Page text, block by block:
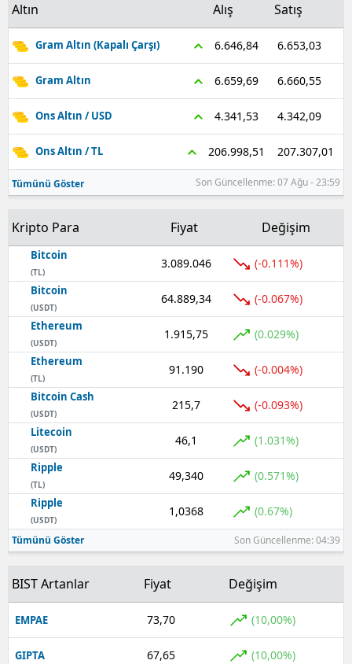
Altın Alış Satış
Gram Altın (Kapalı Çarşı) 6.646,84 6.653,03
Gram Altın 6.659,69 6.660,55
Ons Altın / USD 4.341,53 4.342,09
Ons Altın / TL 206.998,51 207.307,01
Tümünü Göster Son Güncellenme: 07 Ağu - 23:59
Kripto Para Fiyat Değişim
Bitcoin
(TL)
3.089.046 (-0.111%)
Bitcoin
(USDT)
64.889,34 (-0.067%)
Ethereum
(USDT)
1.915,75 (0.029%)
Ethereum
(TL)
91.190 (-0.004%)
Bitcoin Cash
(USDT)
215,7 (-0.093%)
Litecoin
(USDT)
46,1 (1.031%)
Ripple
(TL)
49,340 (0.571%)
Ripple
(USDT)
1,0368 (0.67%)
Tümünü Göster Son Güncellenme: 04:39
BIST Artanlar Fiyat Değişim
EMPAE 73,70 (10,00%)
GIPTA 67,65 (10,00%)